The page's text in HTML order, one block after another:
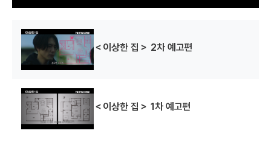
＜이상한 집＞ 2차 예고편
＜이상한 집＞ 1차 예고편